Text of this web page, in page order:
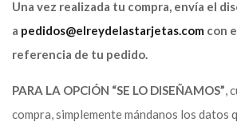
Una vez realizada tu compra, envía el
a pedidos@elreydelastarjetas.com con
referencia de tu pedido.
PARA LA OPCIÓN “SE LO DISEÑAMOS”,
compra, simplemente mándanos los datos